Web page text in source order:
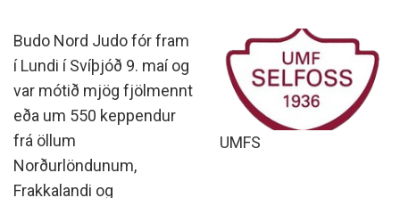
UMFS
Budo Nord Judo fór fram
í Lundi í Svíþjóð 9. maí og
var mótið mjög fjölmennt
eða um 550 keppendur
frá öllum
Norðurlöndunum,
Frakkalandi og